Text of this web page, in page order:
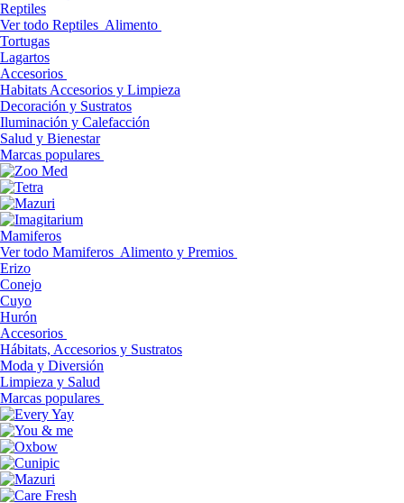
Reptiles
Ver todo Reptiles Alimento
Tortugas
Lagartos
Accesorios
Habitats Accesorios y Limpieza
Decoración y Sustratos
Iluminación y Calefacción
Salud y Bienestar
Marcas populares
Mamiferos
Ver todo Mamiferos Alimento y Premios
Erizo
Conejo
Cuyo
Hurón
Accesorios
Hábitats, Accesorios y Sustratos
Moda y Diversión
Limpieza y Salud
Marcas populares